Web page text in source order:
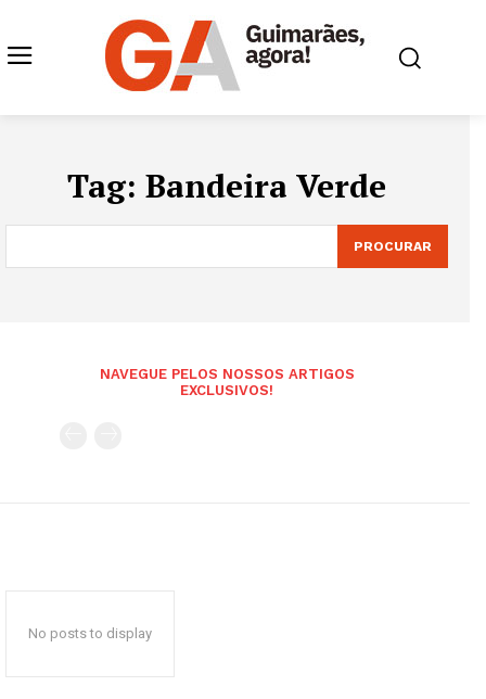
Tag: Bandeira Verde
PROCURAR
NAVEGUE PELOS NOSSOS ARTIGOS
EXCLUSIVOS!
No posts to display